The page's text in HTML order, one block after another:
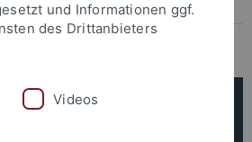
und Informationen ggf.
des Drittanbieters
Videos